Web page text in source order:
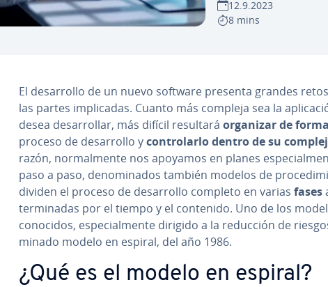
12.9.2023
8 mins
El de­sa­rro­llo de un nuevo software presenta grandes
las partes im­pli­ca­das. Cuanto más compleja sea la
desea de­sa­rro­llar, más difícil resultará organizar de
proceso de de­sa­rro­llo yco­n­tro­lar­lodentro de su
razón, no­r­ma­l­me­n­te nos apoyamos en planes
paso a paso, de­no­mi­na­dos también modelos de
dividen el proceso de de­sa­rro­llo completo en varias fases
te­r­mi­na­das por el tiempo y el contenido. Uno de los
conocidos, es­pe­cia­l­me­n­te dirigido a la reducción de
mi­na­do modelo en espiral, del año 1986.
¿Qué es el modelo en espiral?